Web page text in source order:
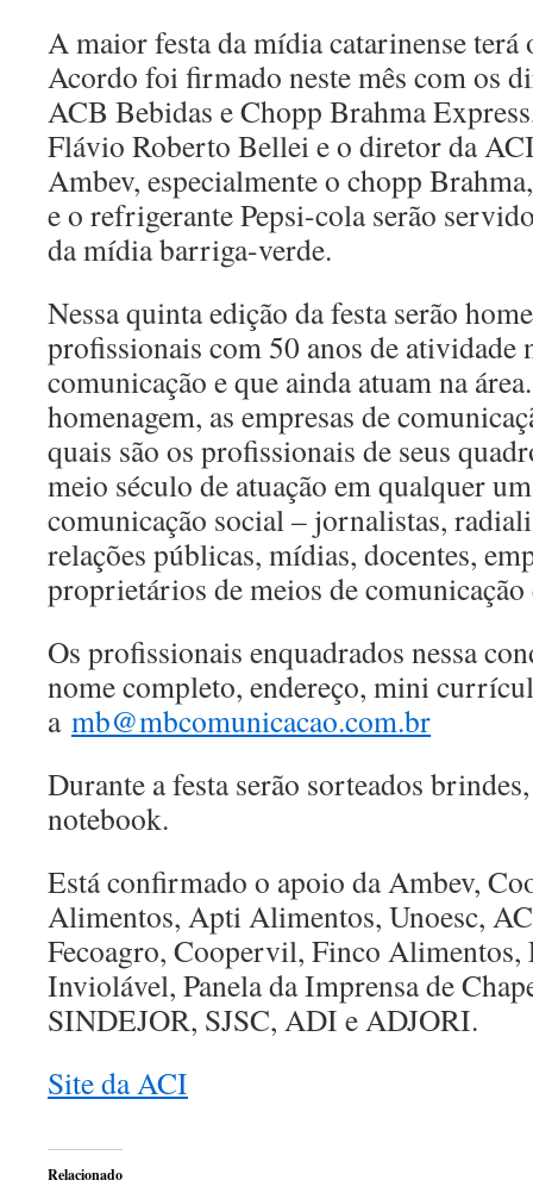
A maior festa da mídia catarinense terá
Acordo foi firmado neste mês com os
ACB Bebidas e Chopp Brahma
Flávio Roberto Bellei e o diretor da
Ambev, especialmente o chopp
e o refrigerante Pepsi-cola serão
da mídia barriga-verde.
Nessa quinta edição da festa serão
profissionais com 50 anos de atividade
comunicação e que ainda atuam na
homenagem, as empresas de
quais são os profissionais de seus
meio século de atuação em qualquer
comunicação social – jornalistas,
relações públicas, mídias, docentes,
proprietários de meios de comunicação
Os profissionais enquadrados nessa
nome completo, endereço, mini
a mb@mbcomunicacao.com.br
Durante a festa serão sorteados
notebook.
Está confirmado o apoio da Ambev,
Alimentos, Apti Alimentos, Unoesc,
Fecoagro, Coopervil, Finco Alimentos,
Inviolável, Panela da Imprensa de
SINDEJOR, SJSC, ADI e ADJORI.
Site da ACI
Relacionado